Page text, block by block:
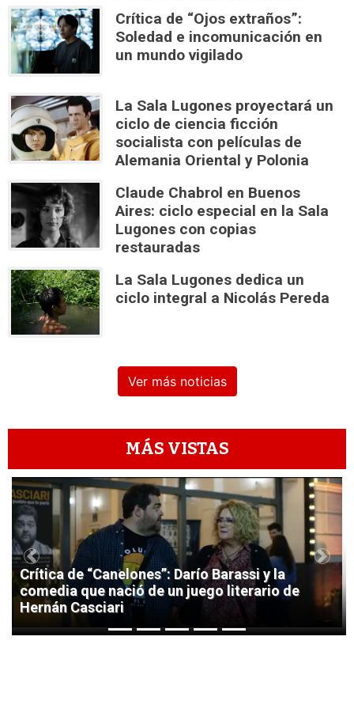
Crítica de “Ojos extraños”:
Soledad e incomunicación en
un mundo vigilado
La Sala Lugones proyectará un
ciclo de ciencia ficción
socialista con películas de
Alemania Oriental y Polonia
Claude Chabrol en Buenos
Aires: ciclo especial en la Sala
Lugones con copias
restauradas
La Sala Lugones dedica un
ciclo integral a Nicolás Pereda
Ver más noticias
MÁS VISTAS
1
Crítica de “Canelones”: Darío Barassi y la
comedia que nació de un juego literario de
Hernán Casciari
Previous Next